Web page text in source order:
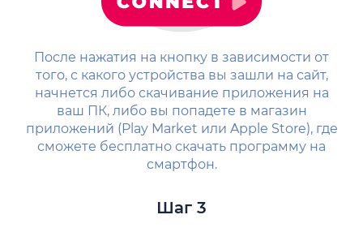
После нажатия на кнопку в зависимости от
того, с какого устройства вы зашли на сайт,
начнется либо скачивание приложения на
ваш ПК, либо вы попадете в магазин
приложений (Play Market или Apple Store), где
сможете бесплатно скачать программу на
смартфон.
Шаг 3